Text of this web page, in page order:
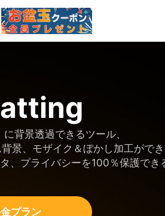
モザイク加工
更
商品画像
商品背景透過AI
ポートレート写真
ンター
背景透過できるツール、
景、モザイク＆ぼかし加工ができ
、プライバシーを100％保護でき
プラン